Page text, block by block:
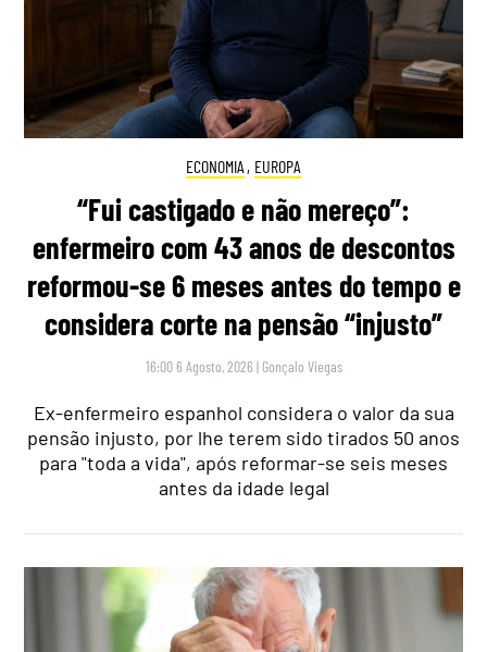
ECONOMIA , EUROPA
“Fui castigado e não mereço”:
enfermeiro com 43 anos de descontos
reformou-se 6 meses antes do tempo e
considera corte na pensão “injusto”
16:00 6 Agosto, 2026 | Gonçalo Viegas
Ex-enfermeiro espanhol considera o valor da sua
pensão injusto, por lhe terem sido tirados 50 anos
para "toda a vida", após reformar-se seis meses
antes da idade legal